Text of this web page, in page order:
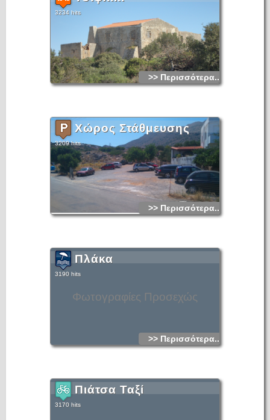
3234 hits
>> Περισσότερα...
Χώρος Στάθμευσης
3209 hits
>> Περισσότερα...
Φωτογραφίες Προσεχώς
Πλάκα
3190 hits
>> Περισσότερα...
Πιάτσα Ταξί
3170 hits